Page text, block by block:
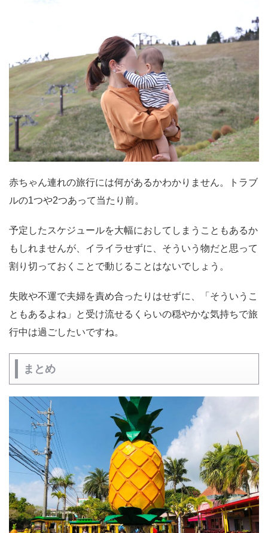
赤ちゃん連れの旅行には何があるかわかりません。トラブ
ルの1つや2つあって当たり前。
予定したスケジュールを大幅におしてしまうこともあるか
もしれませんが、イライラせずに、そういう物だと思って
割り切っておくことで動じることはないでしょう。
失敗や不運で夫婦を責め合ったりはせずに、「そういうこ
ともあるよね」と受け流せるくらいの穏やかな気持ちで旅
行中は過ごしたいですね。
まとめ